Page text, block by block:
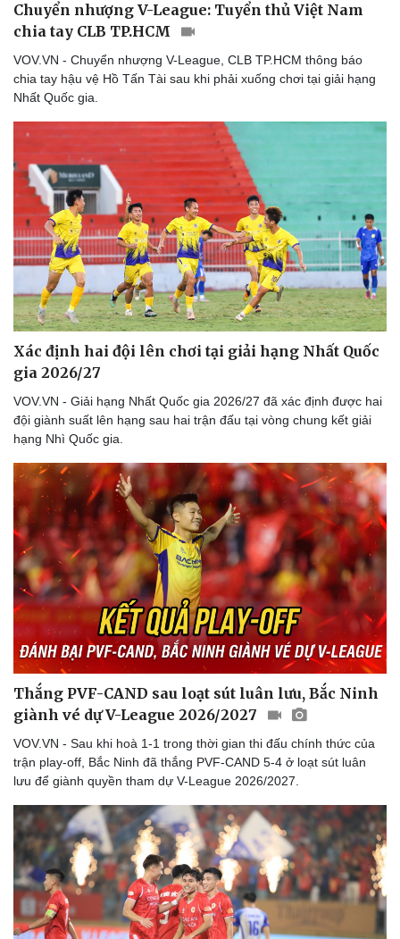
Chuyển nhượng V-League: Tuyển thủ Việt Nam
chia tay CLB TP.HCM
VOV.VN - Chuyển nhượng V-League, CLB TP.HCM thông báo
chia tay hậu vệ Hồ Tấn Tài sau khi phải xuống chơi tại giải hạng
Nhất Quốc gia.
Xác định hai đội lên chơi tại giải hạng Nhất Quốc
gia 2026/27
VOV.VN - Giải hạng Nhất Quốc gia 2026/27 đã xác định được hai
đội giành suất lên hạng sau hai trận đấu tại vòng chung kết giải
hạng Nhì Quốc gia.
Thắng PVF-CAND sau loạt sút luân lưu, Bắc Ninh
giành vé dự V-League 2026/2027
VOV.VN - Sau khi hoà 1-1 trong thời gian thi đấu chính thức của
trận play-off, Bắc Ninh đã thắng PVF-CAND 5-4 ở loạt sút luân
lưu để giành quyền tham dự V-League 2026/2027.